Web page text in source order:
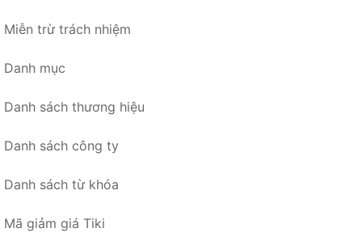
Miễn trừ trách nhiệm
Danh mục
Danh sách thương hiệu
Danh sách công ty
Danh sách từ khóa
Mã giảm giá Tiki